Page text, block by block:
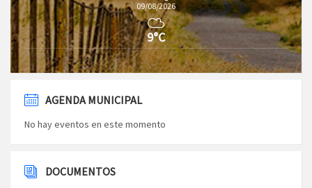
09/08/2026
9°C
AGENDA MUNICIPAL
No hay eventos en este momento
DOCUMENTOS